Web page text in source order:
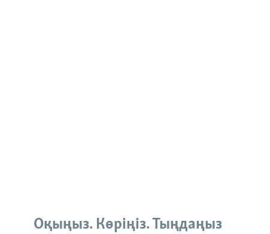
Оқыңыз. Көріңіз. Тыңдаңыз